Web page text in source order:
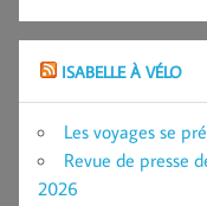
ISABELLE À VÉLO
Les voyages se
Revue de presse
2026